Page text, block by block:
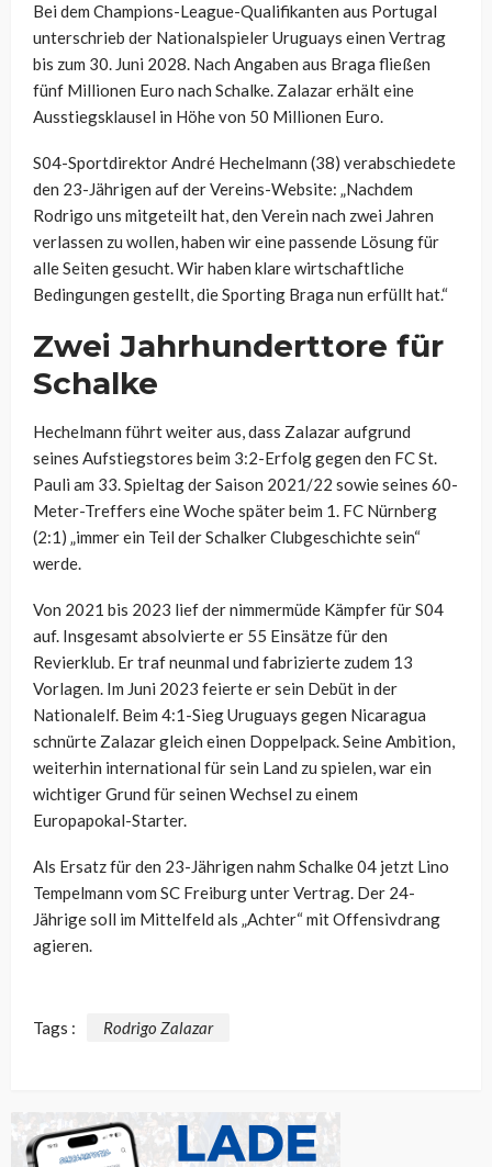
Bei dem Champions-League-Qualifikanten aus Portugal
unterschrieb der Nationalspieler Uruguays einen Vertrag
bis zum 30. Juni 2028. Nach Angaben aus Braga fließen
fünf Millionen Euro nach Schalke. Zalazar erhält eine
Ausstiegsklausel in Höhe von 50 Millionen Euro.
S04-Sportdirektor André Hechelmann (38) verabschiedete
den 23-Jährigen auf der Vereins-Website: „Nachdem
Rodrigo uns mitgeteilt hat, den Verein nach zwei Jahren
verlassen zu wollen, haben wir eine passende Lösung für
alle Seiten gesucht. Wir haben klare wirtschaftliche
Bedingungen gestellt, die Sporting Braga nun erfüllt hat.“
Zwei Jahrhunderttore für
Schalke
Hechelmann führt weiter aus, dass Zalazar aufgrund
seines Aufstiegstores beim 3:2-Erfolg gegen den FC St.
Pauli am 33. Spieltag der Saison 2021/22 sowie seines 60-
Meter-Treffers eine Woche später beim 1. FC Nürnberg
(2:1) „immer ein Teil der Schalker Clubgeschichte sein“
werde.
Von 2021 bis 2023 lief der nimmermüde Kämpfer für S04
auf. Insgesamt absolvierte er 55 Einsätze für den
Revierklub. Er traf neunmal und fabrizierte zudem 13
Vorlagen. Im Juni 2023 feierte er sein Debüt in der
Nationalelf. Beim 4:1-Sieg Uruguays gegen Nicaragua
schnürte Zalazar gleich einen Doppelpack. Seine Ambition,
weiterhin international für sein Land zu spielen, war ein
wichtiger Grund für seinen Wechsel zu einem
Europapokal-Starter.
Als Ersatz für den 23-Jährigen nahm Schalke 04 jetzt Lino
Tempelmann vom SC Freiburg unter Vertrag. Der 24-
Jährige soll im Mittelfeld als „Achter“ mit Offensivdrang
agieren.
Tags : Rodrigo Zalazar